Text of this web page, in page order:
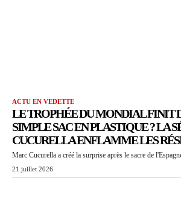
ACTU EN VEDETTE
LE TROPHÉE DU MONDIAL FINIT
SIMPLE SAC EN PLASTIQUE ? LA
CUCURELLA ENFLAMME LES
Marc Cucurella a créé la surprise après le sacre de
21 juillet 2026